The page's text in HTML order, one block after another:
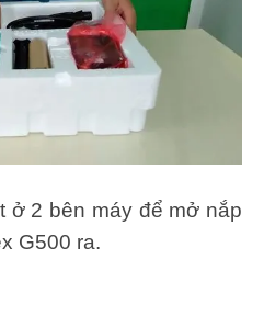
ở 2 bên máy để mở nắp
G500 ra.